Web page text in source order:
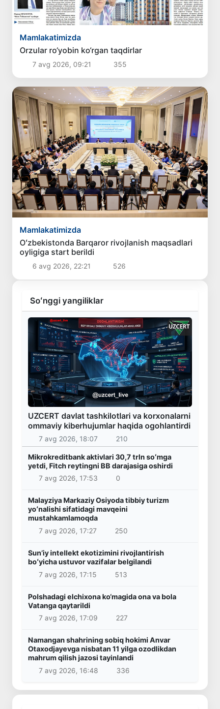
Mamlakatimizda
Orzular ro‘yobin ko‘rgan taqdirlar
7 avg 2026, 09:21 355
Mamlakatimizda
Oʻzbekistonda Barqaror rivojlanish maqsadlari
oyligiga start berildi
6 avg 2026, 22:21 526
Soʻnggi yangiliklar
UZCERT davlat tashkilotlari va korxonalarni
ommaviy kiberhujumlar haqida ogohlantirdi
7 avg 2026, 18:07 210
Mikrokreditbank aktivlari 30,7 trln soʻmga
yetdi, Fitch reytingni BB darajasiga oshirdi
7 avg 2026, 17:53
0
Malayziya Markaziy Osiyoda tibbiy turizm
yoʻnalishi sifatidagi mavqeini
mustahkamlamoqda
7 avg 2026, 17:27
250
Sunʼiy intellekt ekotizimini rivojlantirish
boʻyicha ustuvor vazifalar belgilandi
7 avg 2026, 17:15
513
Polshadagi elchixona ko‘magida ona va bola
Vatanga qaytarildi
7 avg 2026, 17:09
227
Namangan shahrining sobiq hokimi Anvar
Otaxodjayevga nisbatan 11 yilga ozodlikdan
mahrum qilish jazosi tayinlandi
7 avg 2026, 16:48
336